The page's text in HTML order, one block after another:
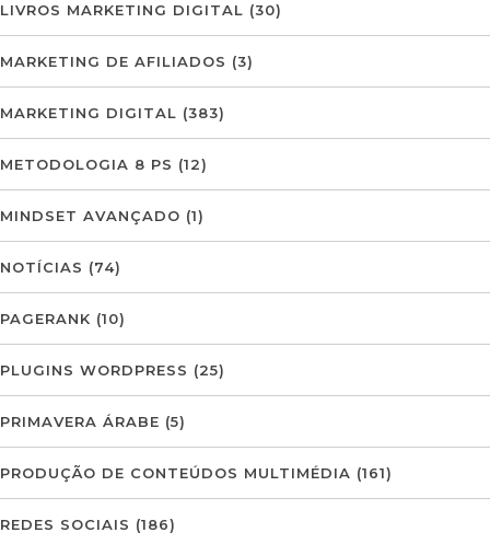
LIVROS MARKETING DIGITAL (30)
MARKETING DE AFILIADOS (3)
MARKETING DIGITAL (383)
METODOLOGIA 8 PS (12)
MINDSET AVANÇADO (1)
NOTÍCIAS (74)
PAGERANK (10)
PLUGINS WORDPRESS (25)
PRIMAVERA ÁRABE (5)
PRODUÇÃO DE CONTEÚDOS MULTIMÉDIA (161)
REDES SOCIAIS (186)